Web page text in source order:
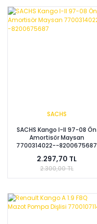
SACHS
SACHS Kango I-II 97-08 Ön
Amortisör Maysan
7700314022--8200675687
2.297,70 TL
2.300,00 TL